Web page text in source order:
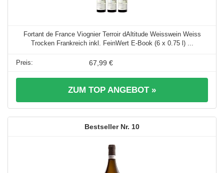
Fortant de France Viognier Terroir dAltitude Weisswein Weiss
Trocken Frankreich inkl. FeinWert E-Book (6 x 0.75 l) ...
67,99 €
ZUM TOP ANGEBOT »
10